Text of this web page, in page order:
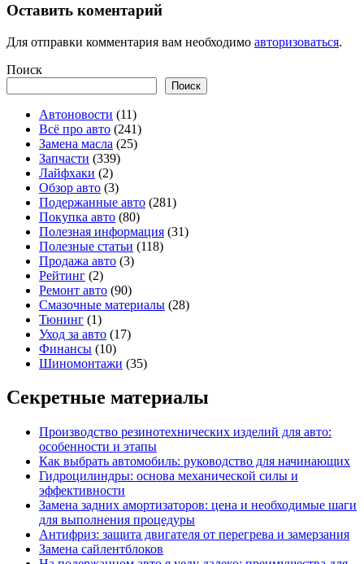
Оставить коментарий
Для отправки комментария вам необходимо авторизоваться.
Поиск
Поиск
Автоновости (11)
Всё про авто (241)
Замена масла (25)
Запчасти (339)
Лайфхаки (2)
Обзор авто (3)
Подержанные авто (281)
Покупка авто (80)
Полезная информация (31)
Полезные статьи (118)
Продажа авто (3)
Рейтинг (2)
Ремонт авто (90)
Смазочные материалы (28)
Тюнинг (1)
Уход за авто (17)
Финансы (10)
Шиномонтажи (35)
Секретные материалы
Производство резинотехнических изделий для авто:
особенности и этапы
Как выбрать автомобиль: руководство для начинающих
Гидроцилиндры: основа механической силы и
эффективности
Замена задних амортизаторов: цена и необходимые шаги
для выполнения процедуры
Антифриз: защита двигателя от перегрева и замерзания
Замена сайлентблоков